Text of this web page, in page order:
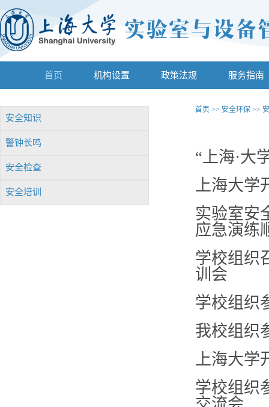
首页 机构设置 政策法规 服务指南
安全知识
警钟长鸣
安全检查
安全培训
首页 >> 安全环保 >>
“上海·大
上海大学
实验室安
应急演练
学校组织
训会
学校组织
我校组织
上海大学
学校组织